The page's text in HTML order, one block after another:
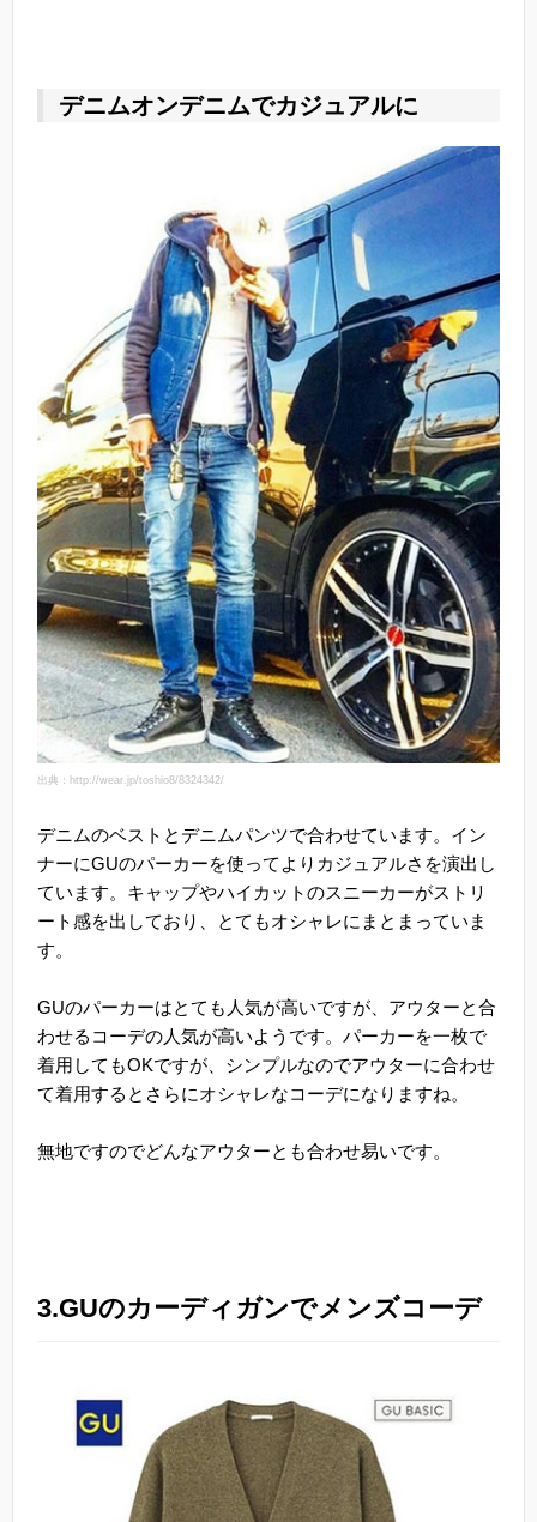
デニムオンデニムでカジュアルに
出典：http://wear.jp/toshio8/8324342/
デニムのベストとデニムパンツで合わせています。イン
ナーにGUのパーカーを使ってよりカジュアルさを演出し
ています。キャップやハイカットのスニーカーがストリ
ート感を出しており、とてもオシャレにまとまっていま
す。
GUのパーカーはとても人気が高いですが、アウターと合
わせるコーデの人気が高いようです。パーカーを一枚で
着用してもOKですが、シンプルなのでアウターに合わせ
て着用するとさらにオシャレなコーデになりますね。
無地ですのでどんなアウターとも合わせ易いです。
3.GUのカーディガンでメンズコーデ